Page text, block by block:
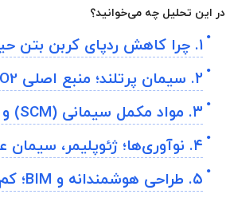
در این تحلیل چه می‌خوانید؟
۱. چرا کاهش ردپای کربن بتن حیاتی است؟
۲. سیمان پرتلند؛ منبع اصلی CO2 در بتن
۳. مواد مکمل سیمانی (SCM) و کاهش سریع کربن نهفته
۴. نوآوری‌ها؛ ژئوپلیمر، سیمان عمل‌آوری‌شده با کربن و بتن ذخیره‌کننده CO2
۵. طراحی هوشمندانه و BIM؛ کم‌تر مصرف کن، دقیق‌تر بساز